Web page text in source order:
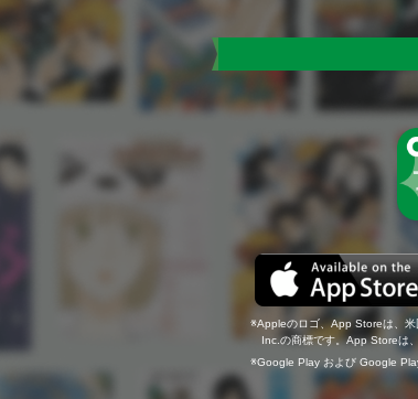
Appleのロゴ、App Storeは、
Inc.の商標です。App Storeは
Google Play および Google